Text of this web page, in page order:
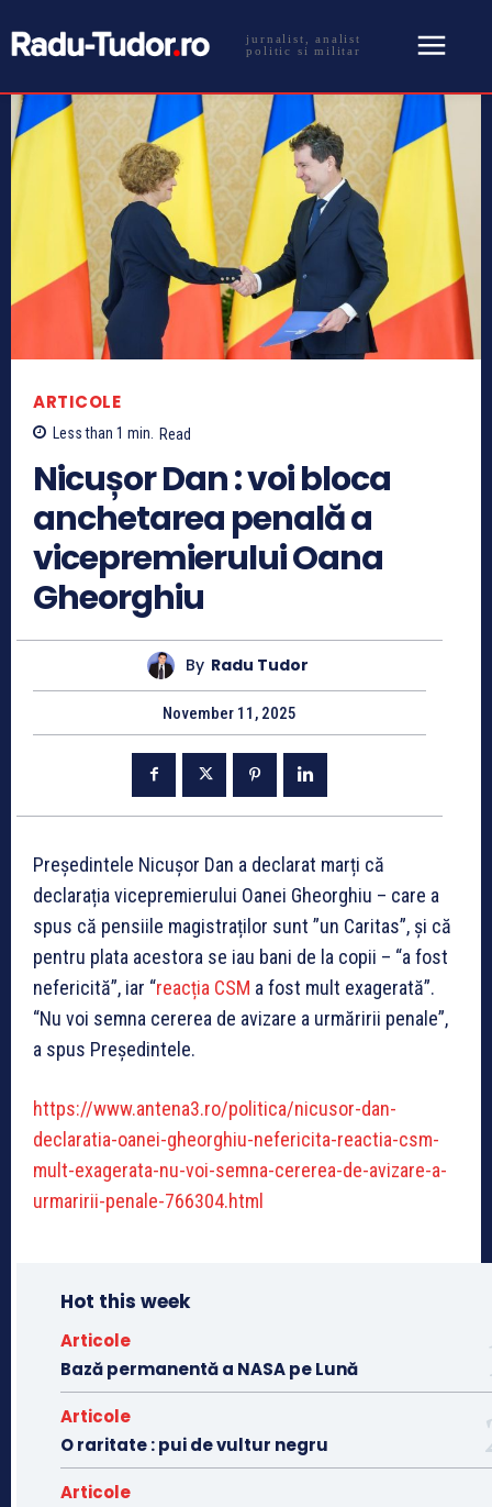
jurnalist, analist
politic si militar
ARTICOLE
Less than 1 min. Read
Nicușor Dan : voi bloca
anchetarea penală a
vicepremierului Oana
Gheorghiu
By Radu Tudor
November 11, 2025
Președintele Nicușor Dan a declarat marți că
declarația vicepremierului Oanei Gheorghiu – care a
spus că pensiile magistraților sunt ”un Caritas”, și că
pentru plata acestora se iau bani de la copii – “a fost
nefericită”, iar “reacția CSM a fost mult exagerată”.
“Nu voi semna cererea de avizare a urmăririi penale”,
a spus Președintele.
https://www.antena3.ro/politica/nicusor-dan-
declaratia-oanei-gheorghiu-nefericita-reactia-csm-
mult-exagerata-nu-voi-semna-cererea-de-avizare-a-
urmaririi-penale-766304.html
Hot this week
Articole
Bază permanentă a NASA pe Lună
Articole
O raritate : pui de vultur negru
Articole